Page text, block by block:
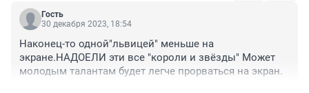
Гость
30 декабря 2023, 18:54
Наконец-то одной"львицей" меньше на
экране.НАДОЕЛИ эти все "короли и звёзды" Может
молодым талантам будет легче прорваться на экран.